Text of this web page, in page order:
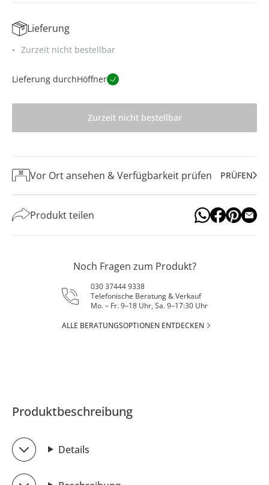
Lieferung
Zurzeit nicht bestellbar
Lieferung durchHöffner
Zurzeit nicht bestellbar
Vor Ort ansehen & Verfügbarkeit prüfen PRÜFEN
Produkt teilen
Noch Fragen zum Produkt?
030 37444 9338
Telefonische Beratung & Verkauf
Mo. – Fr. 9–18 Uhr, Sa. 9–17:30 Uhr
ALLE BERATUNGSOPTIONEN ENTDECKEN
Produktbeschreibung
Details